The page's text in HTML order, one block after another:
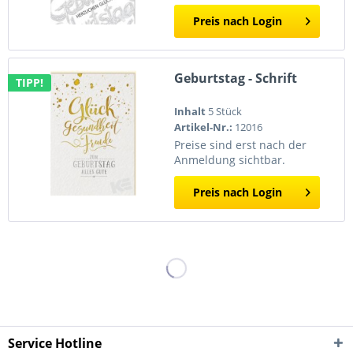
Preis nach Login
TIPP! Geburtstag - Schrift
Inhalt 5 Stück
Artikel-Nr.: 12016
Preise sind erst nach der
Anmeldung sichtbar.
Preis nach Login
Service Hotline